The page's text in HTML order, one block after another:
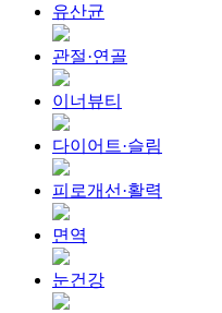
유산균
관절·연골
이너뷰티
다이어트·슬림
피로개선·활력
면역
눈건강